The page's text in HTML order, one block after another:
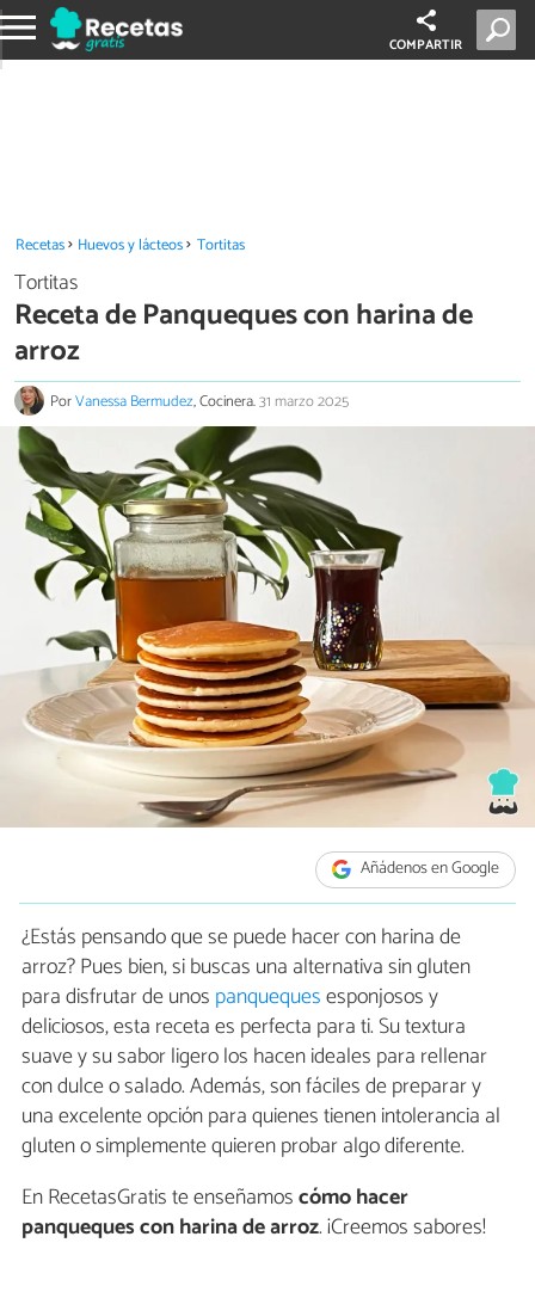
COMPARTIR
Recetas Huevos y lácteos Tortitas
Tortitas
Receta de Panqueques con harina de
arroz
PorVanessa Bermudez, Cocinera.31 marzo 2025
Añádenos en Google
¿Estás pensando que se puede hacer con harina de
arroz? Pues bien, si buscas una alternativa sin gluten
para disfrutar de unos panquequesesponjosos y
deliciosos, esta receta es perfecta para ti. Su textura
suave y su sabor ligero los hacen ideales para rellenar
con dulce o salado. Además, son fáciles de preparar y
una excelente opción para quienes tienen intolerancia al
gluten o simplemente quieren probar algo diferente.
En RecetasGratis te enseñamoscómo hacer
panqueques con harina de arroz. ¡Creemos sabores!